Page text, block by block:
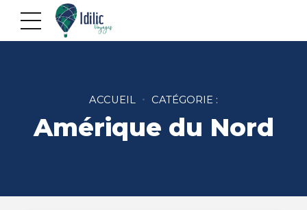
ACCUEIL CATÉGORIE :
Amérique du Nord